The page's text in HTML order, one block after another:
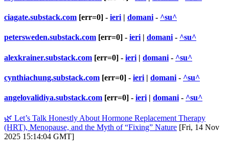
ciagate.substack.com [err=0] - ieri | domani - ^su^
petersweden.substack.com [err=0] - ieri| domani- ^su^
alexkrainer.substack.com [err=0] - ieri | domani - ^su^
cynthiachung.substack.com [err=0] - ieri | domani - ^su^
angelovalidiya.substack.com [err=0] - ieri | domani - ^su^
🌿 Let’s Talk Honestly About Hormone Replacement Therapy
(HRT), Menopause, and the Myth of “Fixing” Nature [Fri, 14 Nov
2025 15:14:04 GMT]